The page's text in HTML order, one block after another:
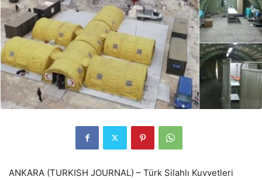
ANKARA (TURKISH JOURNAL) – Türk Silahlı Kuvvetleri